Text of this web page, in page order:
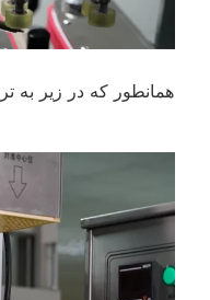
همانطور که در زیر به